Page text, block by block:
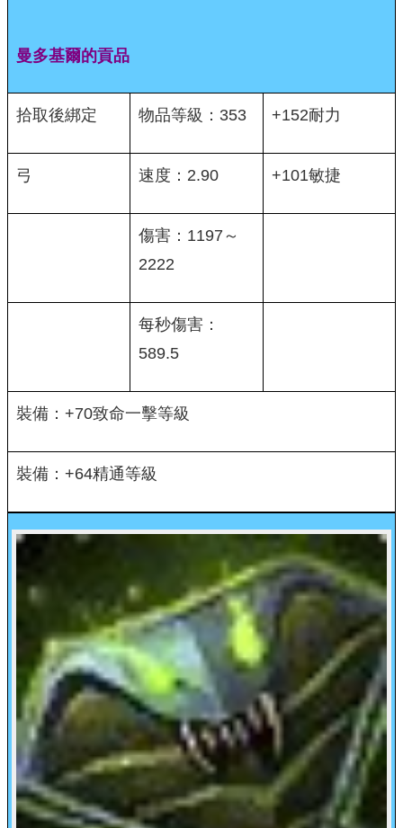
曼多基爾的貢品
拾取後綁定 物品等級：353 +152耐力
弓 速度：2.90 +101敏捷
傷害：1197～
2222
每秒傷害：
589.5
裝備：+70致命一擊等級
裝備：+64精通等級